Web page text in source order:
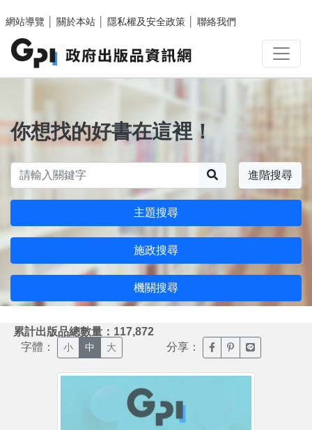
網站導覽
關於本站 隱私權及安全政策 聯絡我們
你想找的好書在這裡！
進階搜尋
主題搜尋
施政搜尋
機關搜尋
累計出版品總數量：117,872
字體： 小 中 大 分享： 臉書分享(另開新視窗)
噗浪分享(另開新
Line分享(另